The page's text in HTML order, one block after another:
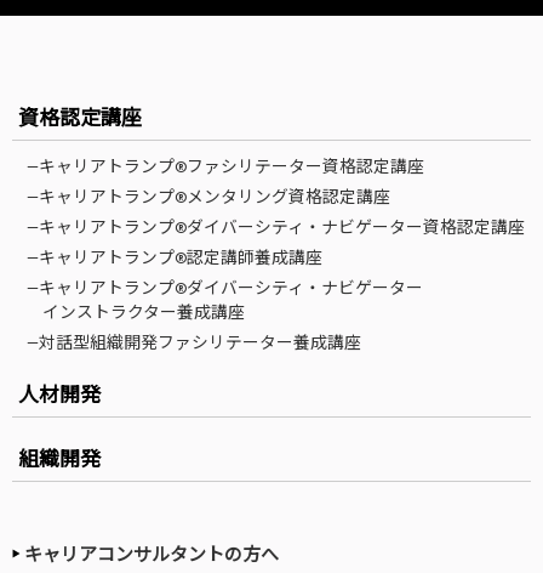
資格認定講座
—キャリアトランプ®ファシリテーター資格認定講座
—キャリアトランプ®メンタリング資格認定講座
—キャリアトランプ®ダイバーシティ・ナビゲーター資格認定講座
—キャリアトランプ®認定講師養成講座
—キャリアトランプ®ダイバーシティ・ナビゲーター
インストラクター養成講座
—対話型組織開発ファシリテーター養成講座
人材開発
組織開発
キャリアコンサルタントの方へ